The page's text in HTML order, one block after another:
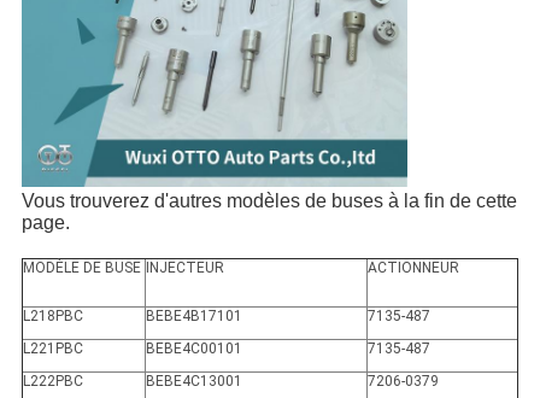
Vous trouverez d'autres modèles de buses à la fin de cette
page.
MODÈLE DE BUSE INJECTEUR ACTIONNEUR
L218PBC BEBE4B17101
7135-487
L221PBC
BEBE4C00101
7135-487
L222PBC
BEBE4C13001
7206-0379